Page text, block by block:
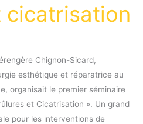
cicatrisation
Chignon-Sicard,
esthétique et réparatrice au
organisait le premier séminaire
et Cicatrisation ». Un grand
pour les interventions de